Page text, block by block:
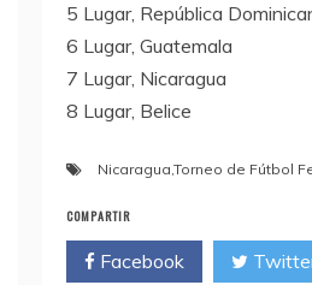
5 Lugar, República
6 Lugar, Guatemala
7 Lugar, Nicaragua
8 Lugar, Belice
Nicaragua,Torneo de Fútbol
COMPARTIR
Facebook